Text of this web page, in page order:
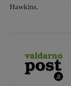
Hawkins.